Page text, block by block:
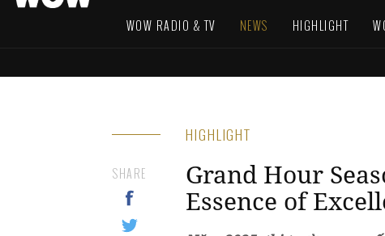
WOW RADIO & TV NEWS HIGHLIGHT
HIGHLIGHT
Grand Hour
Essence of
SHARE